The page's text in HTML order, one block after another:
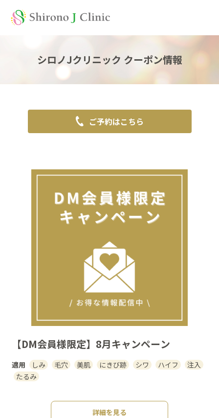
シロノJクリニック クーポン情報
ご予約はこちら
【DM会員様限定】8月キャンペーン
適用 しみ 毛穴 美肌 にきび跡 シワ ハイフ
注入
たるみ
詳細を見る